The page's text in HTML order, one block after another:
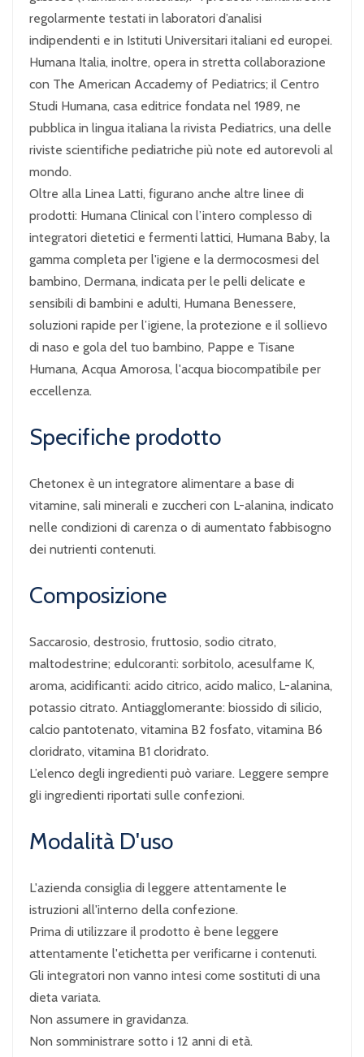
regolarmente testati in laboratori d’analisi
indipendenti e in Istituti Universitari italiani ed europei.
Humana Italia, inoltre, opera in stretta collaborazione
con The American Accademy of Pediatrics; il Centro
Studi Humana, casa editrice fondata nel 1989, ne
pubblica in lingua italiana la rivista Pediatrics, una delle
riviste scientifiche pediatriche più note ed autorevoli al
mondo.
Oltre alla Linea Latti, figurano anche altre linee di
prodotti: Humana Clinical con l’intero complesso di
integratori dietetici e fermenti lattici, Humana Baby, la
gamma completa per l'igiene e la dermocosmesi del
bambino, Dermana, indicata per le pelli delicate e
sensibili di bambini e adulti, Humana Benessere,
soluzioni rapide per l’igiene, la protezione e il sollievo
di naso e gola del tuo bambino, Pappe e Tisane
Humana, Acqua Amorosa, l'acqua biocompatibile per
eccellenza.
Specifiche prodotto
Chetonex è un integratore alimentare a base di
vitamine, sali minerali e zuccheri con L-alanina, indicato
nelle condizioni di carenza o di aumentato fabbisogno
dei nutrienti contenuti.
Composizione
Saccarosio, destrosio, fruttosio, sodio citrato,
maltodestrine; edulcoranti: sorbitolo, acesulfame K,
aroma, acidificanti: acido citrico, acido malico, L-alanina,
potassio citrato. Antiagglomerante: biossido di silicio,
calcio pantotenato, vitamina B2 fosfato, vitamina B6
cloridrato, vitamina B1 cloridrato.
L’elenco degli ingredienti può variare. Leggere sempre
gli ingredienti riportati sulle confezioni.
Modalità D'uso
L'azienda consiglia di leggere attentamente le
istruzioni all'interno della confezione.
Prima di utilizzare il prodotto è bene leggere
attentamente l'etichetta per verificarne i contenuti.
Gli integratori non vanno intesi come sostituti di una
dieta variata.
Non assumere in gravidanza.
Non somministrare sotto i 12 anni di età.